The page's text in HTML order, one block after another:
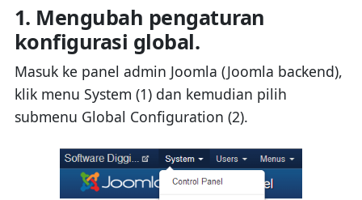
1. Mengubah pengaturan
konfigurasi global.
Masuk ke panel admin Joomla (Joomla backend),
klik menu System (1) dan kemudian pilih
submenu Global Configuration (2).